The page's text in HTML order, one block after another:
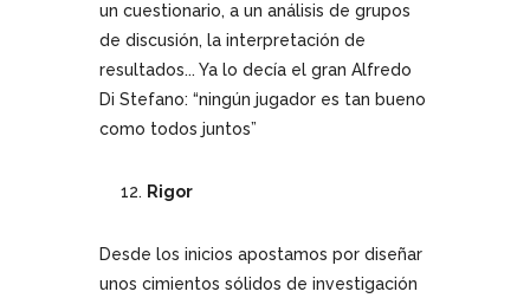
un cuestionario, a un análisis de grupos
de discusión, la interpretación de
resultados... Ya lo decía el gran Alfredo
Di Stefano: “ningún jugador es tan bueno
como todos juntos”
Rigor
Desde los inicios apostamos por diseñar
unos cimientos sólidos de investigación